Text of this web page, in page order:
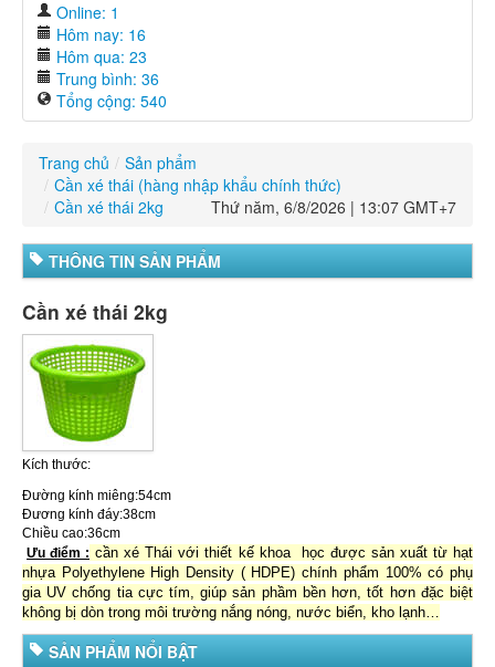
Online: 1
Hôm nay: 16
Hôm qua: 23
Trung bình: 36
Tổng cộng: 540
Trang chủ / Sản phẩm
/ Cần xé thái (hàng nhập khẩu chính thức)
/ Cần xé thái 2kg Thứ năm, 6/8/2026 | 13:07 GMT+7
THÔNG TIN SẢN PHẨM
Cần xé thái 2kg
Kích thước:
Đường kính miêng:54cm
Đương kính đáy:38cm
Chiều cao:36cm
Ưu điểm : cần xé Thái với thiết kế khoa học được sản xuất từ hạt
nhựa Polyethylene High Density ( HDPE) chính phẩm 100% có phụ
gia UV chống tia cực tím, giúp sản phầm bền hơn, tốt hơn đặc biệt
không bị dòn trong môi trường nắng nóng, nước biển, kho lạnh…
SẢN PHẨM NỔI BẬT